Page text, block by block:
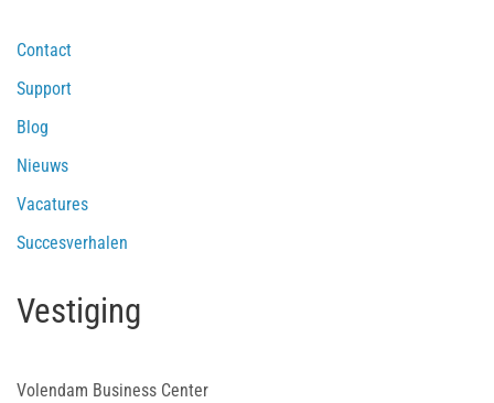
Contact
Support
Blog
Nieuws
Vacatures
Succesverhalen
Vestiging
Volendam Business Center